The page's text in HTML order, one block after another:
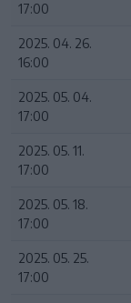
17:00
2025. 04. 26.
16:00
2025. 05. 04.
17:00
2025. 05. 11.
17:00
2025. 05. 18.
17:00
2025. 05. 25.
17:00